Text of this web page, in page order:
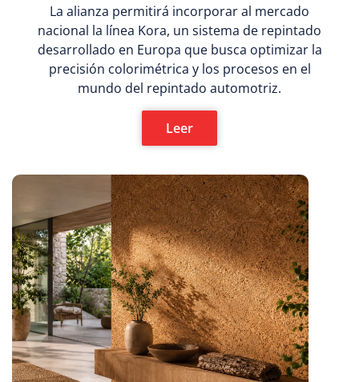
La alianza permitirá incorporar al mercado
nacional la línea Kora, un sistema de repintado
desarrollado en Europa que busca optimizar la
precisión colorimétrica y los procesos en el
mundo del repintado automotriz.
Leer